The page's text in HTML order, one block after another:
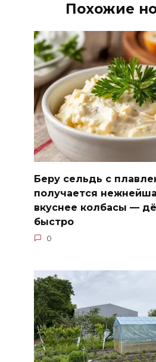
Похожие
Беру сельдь с
получается
вкуснее колбасы —
быстро
0